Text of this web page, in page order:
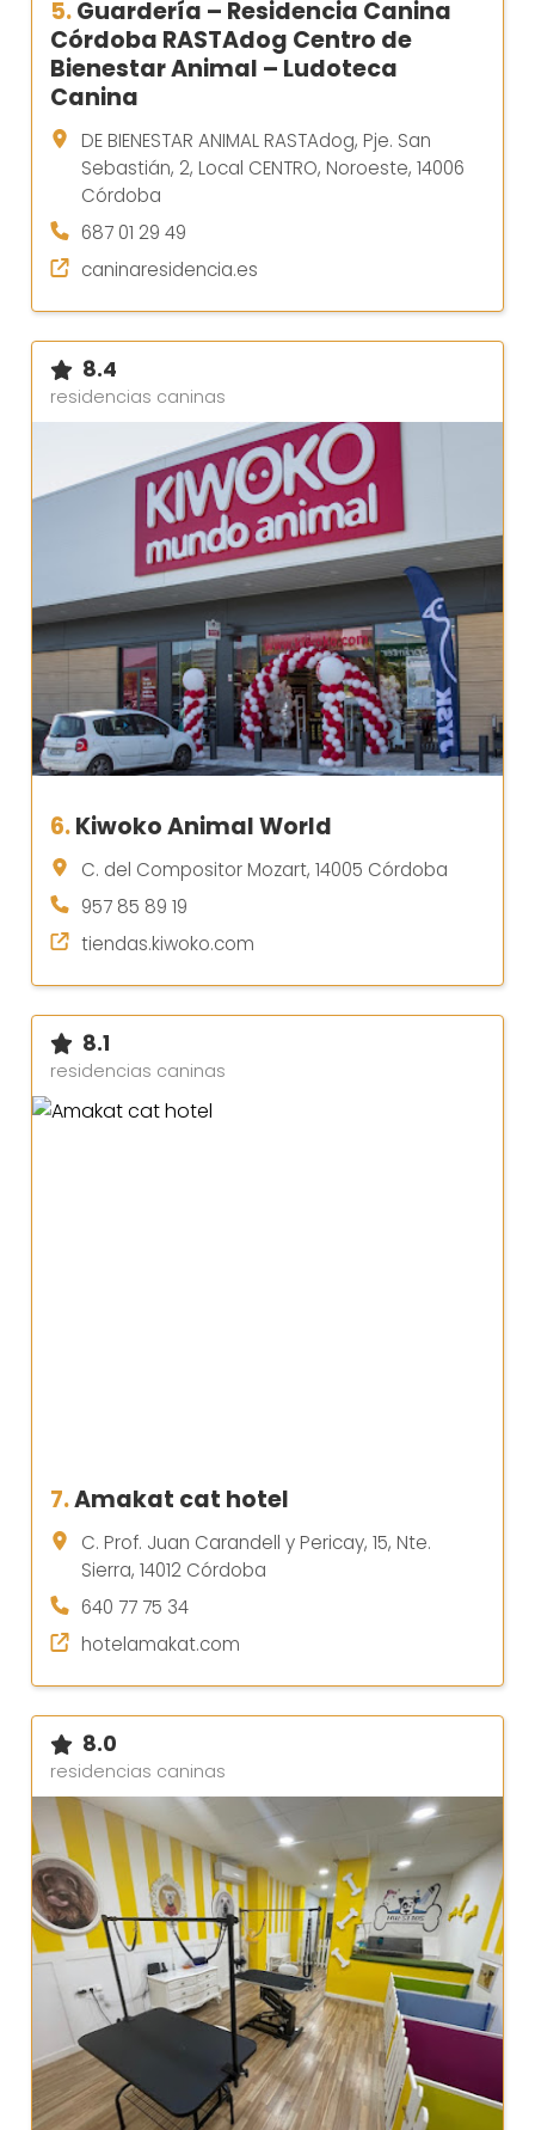
5.Guardería – Residencia Canina
Córdoba RASTAdog Centro de
Bienestar Animal – Ludoteca
Canina
DE BIENESTAR ANIMAL RASTAdog, Pje. San
Sebastián, 2, Local CENTRO, Noroeste, 14006
Córdoba
687 01 29 49
caninaresidencia.es
8.4
residencias caninas
6.Kiwoko Animal World
C. del Compositor Mozart, 14005 Córdoba
957 85 89 19
tiendas.kiwoko.com
8.1
residencias caninas
7.Amakat cat hotel
C. Prof. Juan Carandell y Pericay, 15, Nte.
Sierra, 14012 Córdoba
640 77 75 34
hotelamakat.com
8.0
residencias caninas